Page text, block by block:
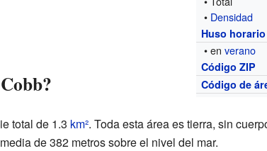
• Densidad
Huso horario
• enverano
Código ZIP
Código de
total de 1.3 km². Toda esta área es tierra, sin
de 382 metros sobre el nivel del mar.